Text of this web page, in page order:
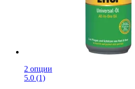
2 опции
5.0 (1)